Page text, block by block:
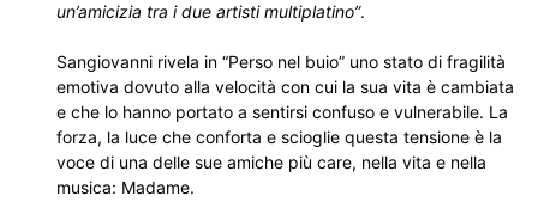
un’amicizia tra i due artisti multiplatino”.
Sangiovanni rivela in “Perso nel buio” uno stato di fragilità
emotiva dovuto alla velocità con cui la sua vita è cambiata
e che lo hanno portato a sentirsi confuso e vulnerabile. La
forza, la luce che conforta e scioglie questa tensione è la
voce di una delle sue amiche più care, nella vita e nella
musica: Madame.